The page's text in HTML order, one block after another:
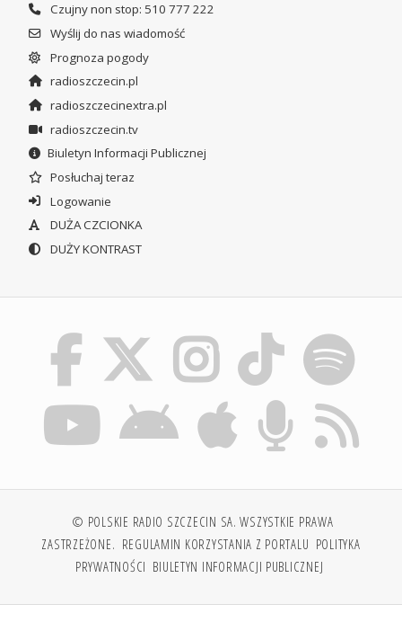
Czujny non stop: 510 777 222
Wyślij do nas wiadomość
Prognoza pogody
radioszczecin.pl
radioszczecinextra.pl
radioszczecin.tv
Biuletyn Informacji Publicznej
Posłuchaj teraz
Logowanie
DUŻA CZCIONKA
DUŻY KONTRAST
© POLSKIE RADIO SZCZECIN SA. WSZYSTKIE PRAWA
ZASTRZEŻONE. REGULAMIN KORZYSTANIA Z PORTALU POLITYKA
PRYWATNOŚCI BIULETYN INFORMACJI PUBLICZNEJ